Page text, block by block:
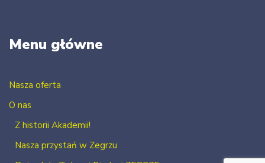
Menu główne
Nasza oferta
O nas
Z historii Akademii!
Nasza przystań w Zegrzu